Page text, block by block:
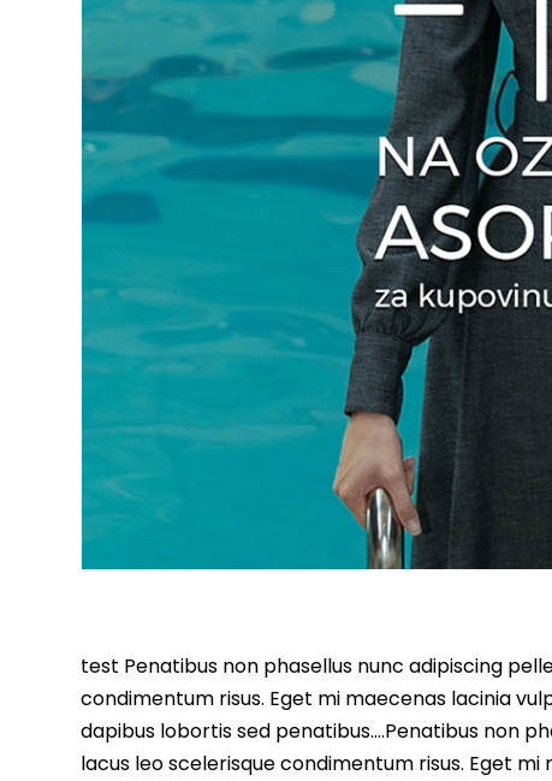
test Penatibus non phasellus nunc adipiscing
condimentum risus. Eget mi maecenas lacinia
dapibus lobortis sed penatibus….Penatibus non
lacus leo scelerisque condimentum risus. Eget